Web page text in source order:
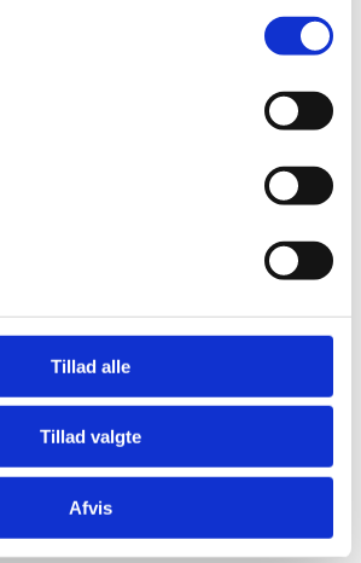
Tillad alle
Tillad valgte
Afvis
Gods